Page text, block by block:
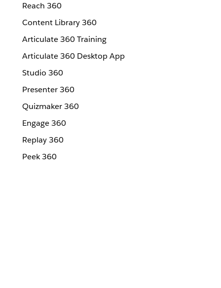
Reach 360
Content Library 360
Articulate 360 Training
Articulate 360 Desktop App
Studio 360
Presenter 360
Quizmaker 360
Engage 360
Replay 360
Peek 360